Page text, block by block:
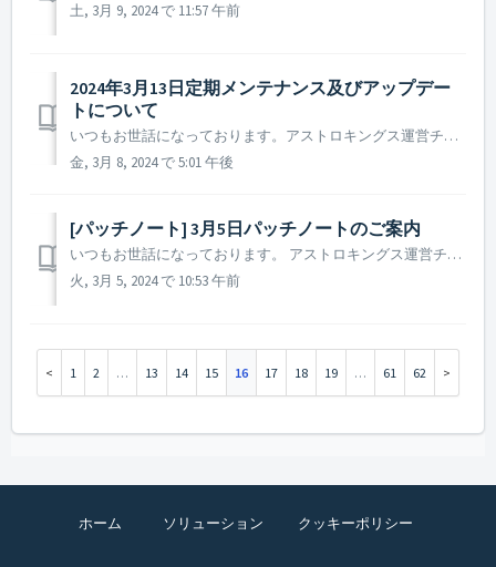
土, 3月 9, 2024 で 11:57 午前
2024年3月13日定期メンテナンス及びアップデー
トについて
いつもお世話になっております。アストロキングス運営チームです。 2024年3月13日に実施予定の定期メンテナンス及びアップデート内容についてご案内いたします。 ※ 本告知は事前告知であり、諸事情により一部内容が変更となる場合がございます。その際は改めてご案内させていただく予定です。 ...
金, 3月 8, 2024 で 5:01 午後
[パッチノート] 3月5日パッチノートのご案内
いつもお世話になっております。 アストロキングス運営チームです。 本日(2024年3月5日)実施されたパッチノートについてご案内いたします。 ▶️ 2024年3月5日パッチ―ノートのご案内 - 一部の司令官様に、ウィークリー名声報酬が発送されていない現象を修正しました。 ※ 参...
火, 3月 5, 2024 で 10:53 午前
1 2 … 13 14 15 16 17 18 19 … 61 62
ホーム ソリューション クッキーポリシー